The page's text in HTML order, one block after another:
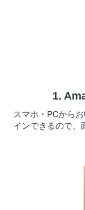
1.
スマホ・PCから
インできるので、